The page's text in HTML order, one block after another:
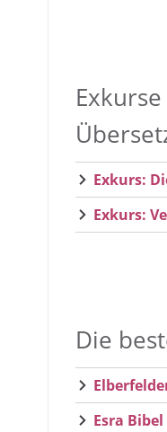
Exkurs:
Exkurs:
Die
Esra Bibel